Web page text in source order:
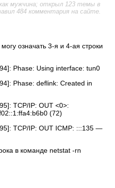
мужчина; открыл 123 темы в
484 комментария на сайте.
означать 3-я и 4-ая строки
Phase: Using interface: tun0
Phase: deflink: Created in
TCP/IP: OUT <0>:
(72)
TCP/IP: OUT ICMP: :::135 —
в команде netstat -rn